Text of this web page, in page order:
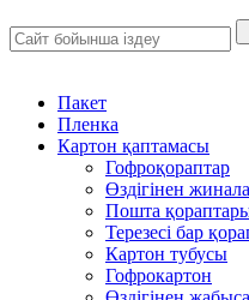
Пакет
Пленка
Картон қаптамасы
Гофроқораптар
Өздігінен
Пошта
Терезесі бар
Картон тубусы
Гофрокартон